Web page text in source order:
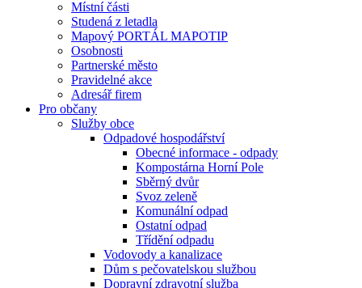
Místní části
Studená z letadla
Mapový PORTÁL MAPOTIP
Osobnosti
Partnerské město
Pravidelné akce
Adresář firem
Pro občany
Služby obce
Odpadové hospodářství
Obecné informace - odpady
Kompostárna Horní Pole
Sběrný dvůr
Svoz zeleně
Komunální odpad
Ostatní odpad
Třídění odpadu
Vodovody a kanalizace
Dům s pečovatelskou službou
Dopravní zdravotní služba